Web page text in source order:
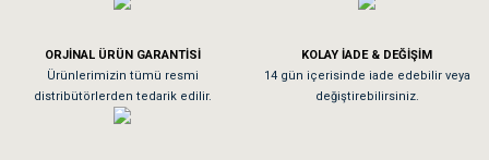
Köpeğim bayıldı hediyeler için teşekkürler
As**** Tu******
Tavşanım kafesinin kalitesine ve paketlemesine bayıldım
ORJİNAL ÜRÜN GARANTİSİ
Ürünlerimizin tümü resmi
distribütörlerden tedarik edilir.
KOLAY İADE & DEĞİŞİM
14 gün içerisinde iade edebilir veya
değiştirebilirsiniz.